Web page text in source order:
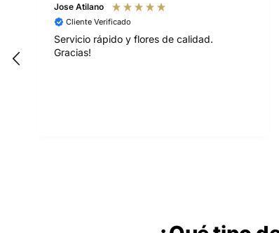
Cliente Verificado
Servicio rápido y flores de calidad.
Gracias!
Muy